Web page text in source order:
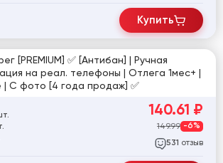
Купить
[PREMIUM] ✅ [Антибан] | Ручная
на реал. телефоны | Отлега 1мес+ |
| С фото [4 года продаж] ✅
140.61 ₽
149.99 -6%
531 отзыв